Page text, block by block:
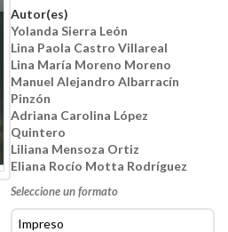
Autor(es)
Yolanda Sierra León
Lina Paola Castro Villareal
Lina María Moreno Moreno
Manuel Alejandro Albarracín
Pinzón
Adriana Carolina López
Quintero
Liliana Mensoza Ortiz
Eliana Rocío Motta Rodríguez
Seleccione un formato
Impreso